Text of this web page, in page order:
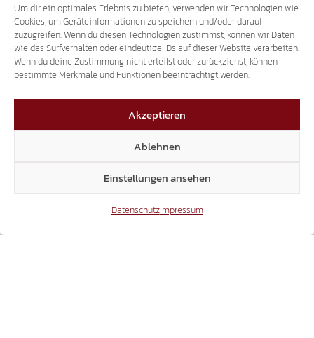
Um dir ein optimales Erlebnis zu bieten, verwenden wir Technologien wie
Cookies, um Geräteinformationen zu speichern und/oder darauf
zuzugreifen. Wenn du diesen Technologien zustimmst, können wir Daten
wie das Surfverhalten oder eindeutige IDs auf dieser Website verarbeiten.
Wenn du deine Zustimmung nicht erteilst oder zurückziehst, können
bestimmte Merkmale und Funktionen beeinträchtigt werden.
Akzeptieren
Ablehnen
Einstellungen ansehen
DatenschutzImpressum
21.07.2026
REKORDHAUSHALT NUTZEN
SÜD-TIROLER FREIHEIT SCHLÄGT